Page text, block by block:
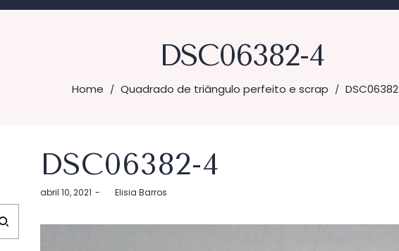
DSC06382-4
Home / Quadrado de triângulo perfeito e scrap /
DSC06382-4
Postado
abril 10, 2021 byElisia Barros